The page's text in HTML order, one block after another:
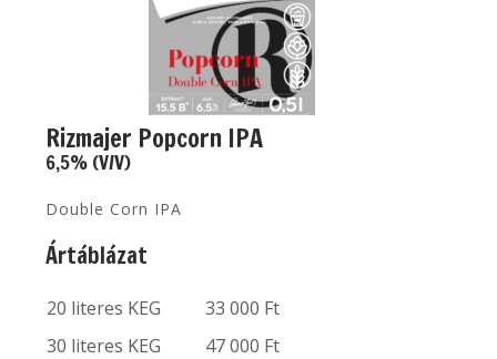
Rizmajer Popcorn IPA
6,5% (V/V)
Double Corn IPA
Ártáblázat
20 literes KEG
33 000 Ft
30 literes KEG
47 000 Ft